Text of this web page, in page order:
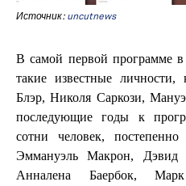
Источник: uncutnews
В самой первой программе
такие известные
Блэр, Николя Саркози,
последующие годы к
сотни человек,
Эммануэль Макрон, Дэвид
Анналена Баербок,